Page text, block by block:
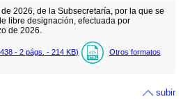
2026, de la Subsecretaría, por la que se
libre designación, efectuada por
de 2026.
- 2 págs. - 214 KB) Otros formatos
subir